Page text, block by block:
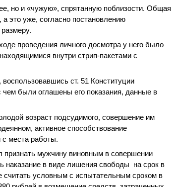
но и «чужую», спрятанную поблизости. Общая
это уже, согласно постановлению
проведения личного досмотра у него было
внутри стрип-пакетами с
ст. 51 Конституции
чем были оглашены его показания, данные в
возраст подсудимого, совершение им
активное способствование
с места работы.
признать мужчину виновным в совершении
наказание в виде лишения свободы на срок в
считать условным с испытательным сроком в